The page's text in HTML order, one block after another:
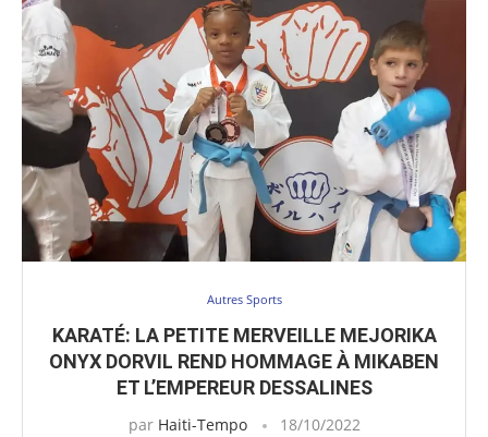
Autres Sports
KARATÉ: LA PETITE MERVEILLE MEJORIKA
ONYX DORVIL REND HOMMAGE À MIKABEN
ET L’EMPEREUR DESSALINES
par Haiti-Tempo 18/10/2022